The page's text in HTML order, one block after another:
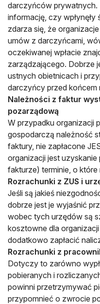
darczyńców prywatnych.
informację, czy
zdarza się, że
umów z darczyńcami,
oczekiwanej wpłacie
zarządzającego. Dobrze
ustnych obietnicach i
darczyńcy przed końcem
Należności z faktur
pozarządową
W przypadku organizacji
gospodarczą należność
faktury, nie zapłacone
organizacji jest
fakturze) terminie, o
Rozrachunki z ZUS i
Jeśli są jakieś
dobrze jest je wyjaśnić
wobec tych urzędów są
kosztowne dla
dodatkowo zapłacić
Rozrachunki z
Dotyczy to zarówno
pobieranych i
powinni przetrzymywać
przypomnieć o zwrocie